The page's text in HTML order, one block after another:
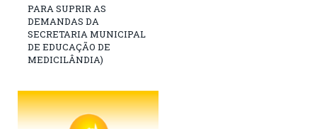
PARA SUPRIR AS
DEMANDAS DA
SECRETARIA MUNICIPAL
DE EDUCAÇÃO DE
MEDICILÂNDIA)